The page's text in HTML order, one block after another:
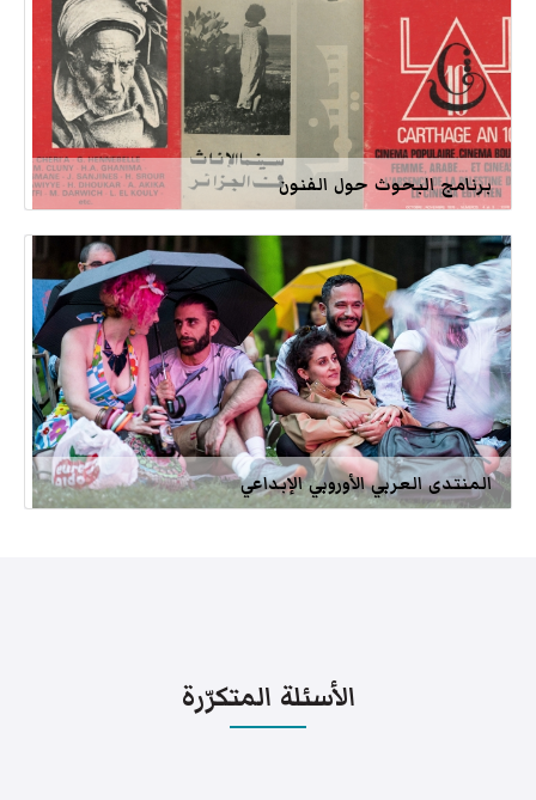
برنامج البحوث حول الفنون
المنتدى العربي الأوروبي الإبداعي
الأسئلة المتكرّرة